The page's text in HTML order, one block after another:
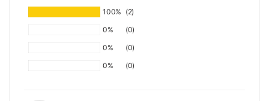
100% (2)
0%
(0)
0%
(0)
0%
(0)